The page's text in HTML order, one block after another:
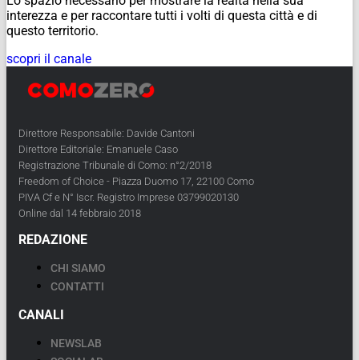
interezza e per raccontare tutti i volti di questa città e di
questo territorio.
scopri il canale
Direttore Responsabile: Davide Cantoni
Direttore Editoriale: Emanuele Caso
Registrazione Tribunale di Como: n°2/2018
Freedom of Choice - Piazza Duomo 17, 22100 Como
PIVA Cf e N° Iscr. Registro Imprese 03799020130
Online dal 14 febbraio 2018
REDAZIONE
CHI SIAMO
CONTATTI
CANALI
NEWSLAB